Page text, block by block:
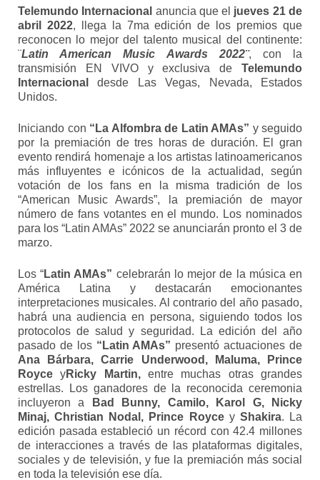
Telemundo Internacional anuncia que el jueves 21 de
abril 2022, llega la 7ma edición de los premios que
reconocen lo mejor del talento musical del continente:
¨Latin American Music Awards 2022¨, con la
transmisión EN VIVO y exclusiva de Telemundo
Internacional
desde Las Vegas, Nevada, Estados
Unidos.
Iniciando con “La Alfombra de Latin AMAs” y seguido
por la premiación de tres horas de duración. El gran
evento rendirá homenaje a los artistas latinoamericanos
más influyentes e icónicos de la actualidad, según
votación de los fans en la misma tradición de los
“American Music Awards”, la premiación de mayor
número de fans votantes en el mundo. Los nominados
para los “Latin AMAs” 2022 se anunciarán pronto el 3 de
marzo.
Los “Latin AMAs” celebrarán lo mejor de la música en
América Latina y destacarán emocionantes
interpretaciones musicales. Al contrario del año pasado,
habrá una audiencia en persona, siguiendo todos los
protocolos de salud y seguridad. La edición del año
pasado de los “Latin AMAs” presentó actuaciones de
Ana Bárbara, Carrie Underwood, Maluma, Prince
Royce yRicky Martin,entre muchas otras grandes
estrellas. Los ganadores de la reconocida ceremonia
incluyeron a
Bad Bunny, Camilo, Karol G, Nicky
Minaj, Christian Nodal, Prince Royce y Shakira. La
edición pasada estableció un récord con 42.4 millones
de interacciones a través de las plataformas digitales,
sociales y de televisión, y fue la premiación más social
en toda la televisión ese día.